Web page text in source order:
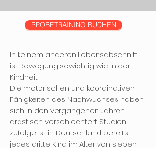
PROBETRAINING BUCHEN
In keinem anderen Lebensabschnitt
ist Bewegung sowichtig wie in der
Kindheit.
Die motorischen und koordinativen
Fähigkeiten des Nachwuchses haben
sich in den vergangenen Jahren
drastisch verschlechtert. Studien
zufolge ist in Deutschland bereits
jedes dritte Kind im Alter von sieben